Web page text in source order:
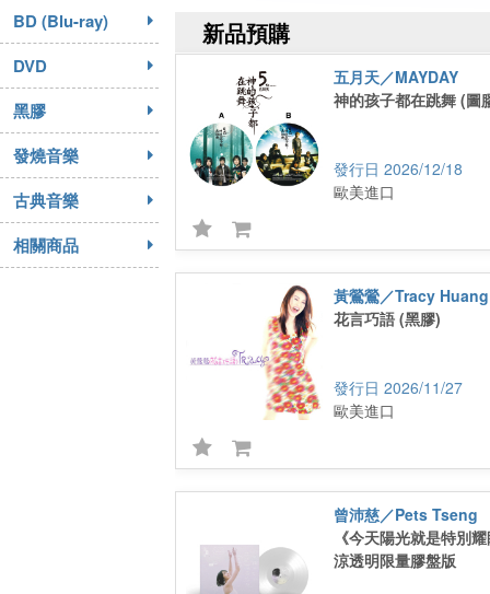
BD (Blu-ray)
DVD
黑膠
發燒音樂
古典音樂
相關商品
新品預購
五月天／MAYDAY
神的孩子都在跳舞 (圖
2026/12/18
歐美進口
黃鶯鶯／Tracy Huang
花言巧語 (黑膠)
2026/11/27
歐美進口
曾沛慈／Pets Tseng
《今天陽光就是特別
涼透明限量膠盤版